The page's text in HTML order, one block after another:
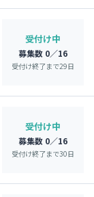
受付け中
募集数 0／16
受付け終了まで29日
受付け中
募集数 0／16
受付け終了まで30日